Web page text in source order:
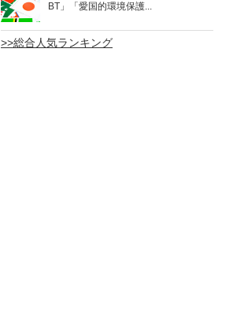
BT」「愛国的環境保護...
>>総合人気ランキング